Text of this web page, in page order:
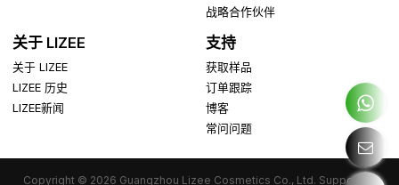
战略合作伙伴
关于 LIZEE
关于 LIZEE
LIZEE 历史
LIZEE新闻
支持
获取样品
订单跟踪
博客
常问问题
Copyright © 2026 Guangzhou Lizee Cosmetics Co., Ltd. Support By